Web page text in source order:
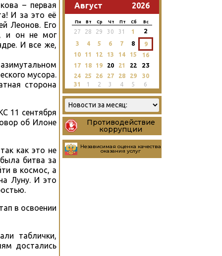
– первая
И за это её
Леонов. Его
и он не мог
И все же,
мусора.
сторона
11 сентября
об Илоне
как это не
битва за
в космос, а
Луну. И это
в освоении
таблички,
достались
Август 2026
Пн Вт Ср Чт Пт Сб Вс
27 28 29 30 31 1 2
3 4 5 6 7 8
9
10
11 12 13 14 15
16
17
18 19 20 21 22 23
24 25 26 27 28 29
30
31
1 2 3 4 5 6
Противодействие
коррупции
Независимая оценка качества
оказания услуг